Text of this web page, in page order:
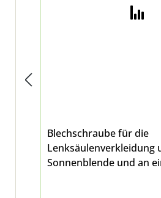
Blechschraube für die
Lenksäulenverkleidung
Sonnenblende und an